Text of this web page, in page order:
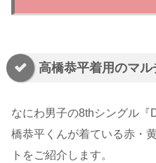
高橋恭平着用のマ
なにわ男子の8thシングル『
橋恭平くんが着ている赤・
トをご紹介します。